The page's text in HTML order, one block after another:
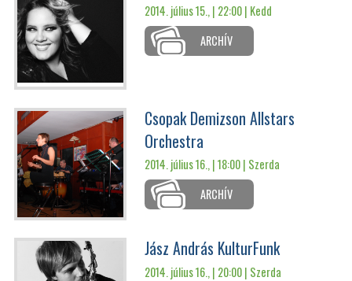
2014. július 15., | 22:00 | Kedd
ARCHÍV
Csopak Demizson Allstars
Orchestra
2014. július 16., | 18:00 | Szerda
ARCHÍV
Jász András KulturFunk
2014. július 16., | 20:00 | Szerda